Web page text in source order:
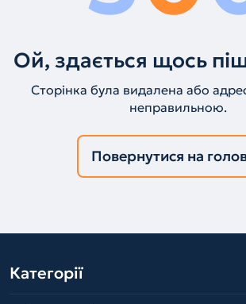
Ой, здається щось
Сторінка була видалена або
неправильною.
Повернутися на
Категорії